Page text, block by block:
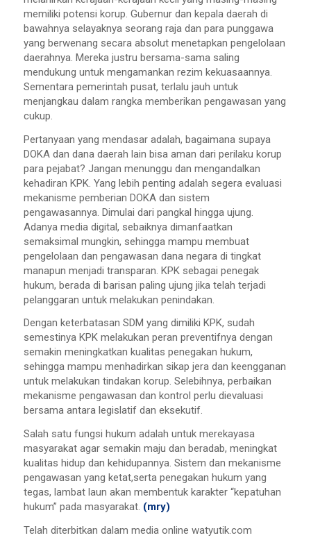
memiliki potensi korup. Gubernur dan kepala daerah di
bawahnya selayaknya seorang raja dan para punggawa
yang berwenang secara absolut menetapkan pengelolaan
daerahnya. Mereka justru bersama-sama saling
mendukung untuk mengamankan rezim kekuasaannya.
Sementara pemerintah pusat, terlalu jauh untuk
menjangkau dalam rangka memberikan pengawasan yang
cukup.
Pertanyaan yang mendasar adalah, bagaimana supaya
DOKA dan dana daerah lain bisa aman dari perilaku korup
para pejabat? Jangan menunggu dan mengandalkan
kehadiran KPK. Yang lebih penting adalah segera evaluasi
mekanisme pemberian DOKA dan sistem
pengawasannya. Dimulai dari pangkal hingga ujung.
Adanya media digital, sebaiknya dimanfaatkan
semaksimal mungkin, sehingga mampu membuat
pengelolaan dan pengawasan dana negara di tingkat
manapun menjadi transparan. KPK sebagai penegak
hukum, berada di barisan paling ujung jika telah terjadi
pelanggaran untuk melakukan penindakan.
Dengan keterbatasan SDM yang dimiliki KPK, sudah
semestinya KPK melakukan peran preventifnya dengan
semakin meningkatkan kualitas penegakan hukum,
sehingga mampu menhadirkan sikap jera dan keengganan
untuk melakukan tindakan korup. Selebihnya, perbaikan
mekanisme pengawasan dan kontrol perlu dievaluasi
bersama antara legislatif dan eksekutif.
Salah satu fungsi hukum adalah untuk merekayasa
masyarakat agar semakin maju dan beradab, meningkat
kualitas hidup dan kehidupannya. Sistem dan mekanisme
pengawasan yang ketat,serta penegakan hukum yang
tegas, lambat laun akan membentuk karakter “kepatuhan
hukum” pada masyarakat. (mry)
Telah diterbitkan dalam media online watyutik.com